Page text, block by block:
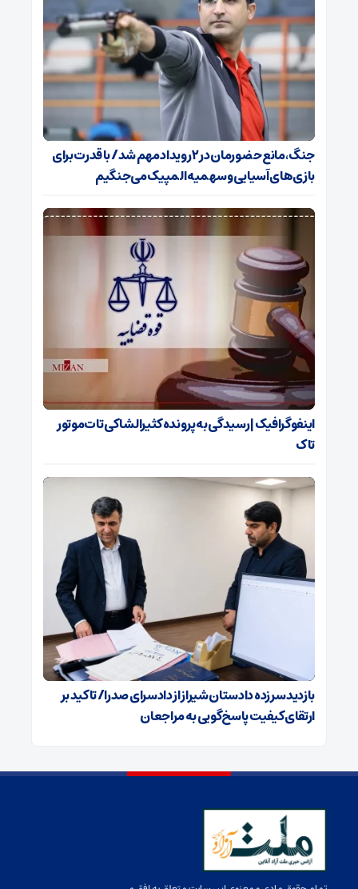
جنگ، مانع حضورمان در ۲ رویداد مهم شد/ با قدرت برای
بازی‌های آسیایی و سهمیه المپیک می‌جنگیم
اینفوگرافیک | رسیدگی به پرونده کثیرالشاکی تات‌موتور
تاک
بازدید سرزده دادستان شیراز از دادسرای صدرا/ تاکید بر
ارتقای کیفیت پاسخ‌گویی به مراجعان